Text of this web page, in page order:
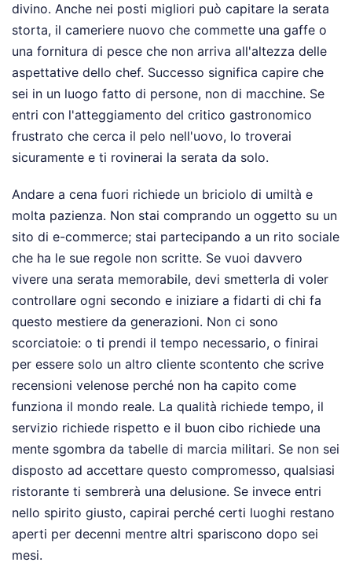
divino. Anche nei posti migliori può capitare la serata
storta, il cameriere nuovo che commette una gaffe o
una fornitura di pesce che non arriva all'altezza delle
aspettative dello chef. Successo significa capire che
sei in un luogo fatto di persone, non di macchine. Se
entri con l'atteggiamento del critico gastronomico
frustrato che cerca il pelo nell'uovo, lo troverai
sicuramente e ti rovinerai la serata da solo.
Andare a cena fuori richiede un briciolo di umiltà e
molta pazienza. Non stai comprando un oggetto su un
sito di e-commerce; stai partecipando a un rito sociale
che ha le sue regole non scritte. Se vuoi davvero
vivere una serata memorabile, devi smetterla di voler
controllare ogni secondo e iniziare a fidarti di chi fa
questo mestiere da generazioni. Non ci sono
scorciatoie: o ti prendi il tempo necessario, o finirai
per essere solo un altro cliente scontento che scrive
recensioni velenose perché non ha capito come
funziona il mondo reale. La qualità richiede tempo, il
servizio richiede rispetto e il buon cibo richiede una
mente sgombra da tabelle di marcia militari. Se non sei
disposto ad accettare questo compromesso, qualsiasi
ristorante ti sembrerà una delusione. Se invece entri
nello spirito giusto, capirai perché certi luoghi restano
aperti per decenni mentre altri spariscono dopo sei
mesi.